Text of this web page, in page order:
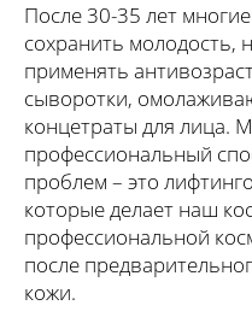
После 30-35 лет
сохранить молодость,
применять
сыворотки,
концетраты для лица.
профессиональный
проблем – это
которые делает наш
профессиональной
после
кожи.